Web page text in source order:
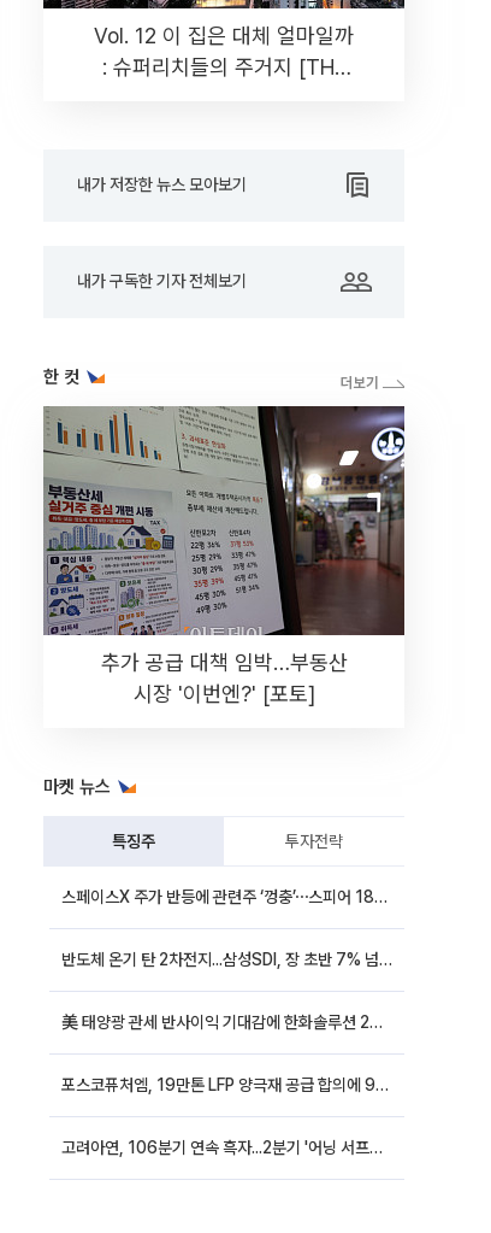
Vol. 12 이 집은 대체 얼마일까
: 슈퍼리치들의 주거지 [THE
내가 저장한 뉴스 모아보기
내가 구독한 기자 전체보기
한 컷
추가 공급 대책 임박…부동산
시장 '이번엔?' [포토]
마켓 뉴스
특징주 투자전략
스페이스X 주가 반등에 관련주 ‘껑충’⋯스피어 18%ㆍ에이치브이엠 12%↑
반도체 온기 탄 2차전지...삼성SDI, 장 초반 7% 넘게 껑충
美 태양광 관세 반사이익 기대감에 한화솔루션 20%대·OCI홀딩스 14%대 급등
포스코퓨처엠, 19만톤 LFP 양극재 공급 합의에 9%대 강세
고려아연, 106분기 연속 흑자...2분기 '어닝 서프라이즈'에 장 초반 12%대 강세